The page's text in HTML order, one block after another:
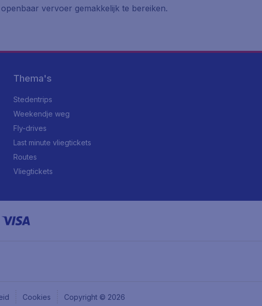
vervoer gemakkelijk te bereiken.
Thema's
Stedentrips
Weekendje weg
Fly-drives
Last minute vliegtickets
Routes
Vliegtickets
Cookies Copyright © 2026